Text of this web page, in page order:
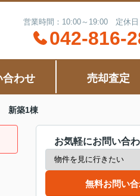
営業時間：10:00～19:00 定休日
042-816-
合わせ 売却査定
新築1棟
お気軽にお問い合
無料お問い